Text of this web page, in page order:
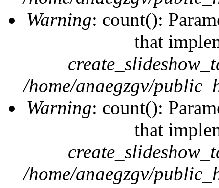
Warning: count():
that
/home/anaegzgv/
Warning: count():
that
/home/anaegzgv/